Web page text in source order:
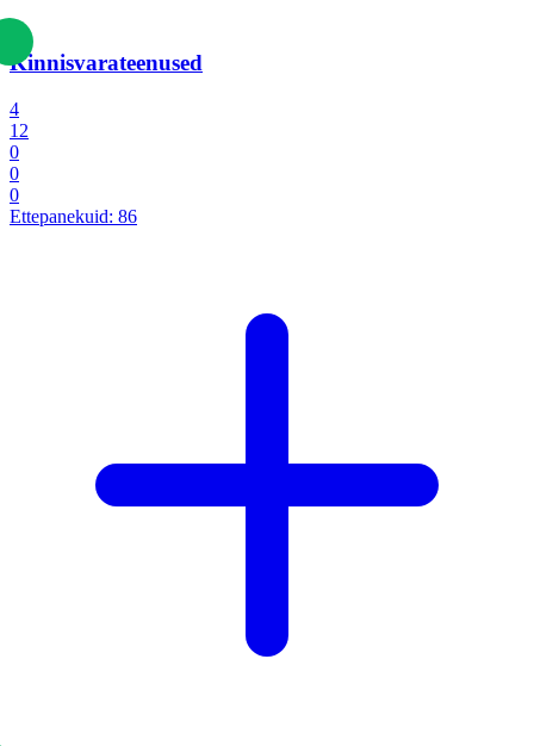
Kinnisvarateenused
4
12
0
0
0
Ettepanekuid: 86